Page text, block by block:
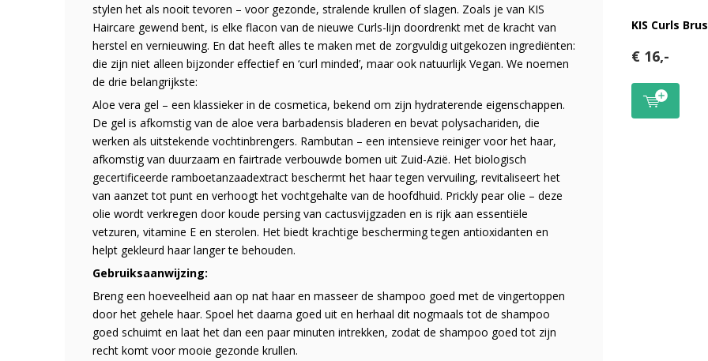
stylen het als nooit tevoren – voor gezonde, stralende krullen of slagen. Zoals je van KIS
Haircare gewend bent, is elke flacon van de nieuwe Curls-lijn doordrenkt met de kracht van
herstel en vernieuwing. En dat heeft alles te maken met de zorgvuldig uitgekozen ingrediënten:
die zijn niet alleen bijzonder effectief en ‘curl minded’, maar ook natuurlijk Vegan. We noemen
de drie belangrijkste:
Aloe vera gel – een klassieker in de cosmetica, bekend om zijn hydraterende eigenschappen.
De gel is afkomstig van de aloe vera barbadensis bladeren en bevat polysachariden, die
werken als uitstekende vochtinbrengers. Rambutan – een intensieve reiniger voor het haar,
afkomstig van duurzaam en fairtrade verbouwde bomen uit Zuid-Azië. Het biologisch
gecertificeerde ramboetanzaadextract beschermt het haar tegen vervuiling, revitaliseert het
van aanzet tot punt en verhoogt het vochtgehalte van de hoofdhuid. Prickly pear olie – deze
olie wordt verkregen door koude persing van cactusvijgzaden en is rijk aan essentiële
vetzuren, vitamine E en sterolen. Het biedt krachtige bescherming tegen antioxidanten en
helpt gekleurd haar langer te behouden.
Gebruiksaanwijzing:
Breng een hoeveelheid aan op nat haar en masseer de shampoo goed met de vingertoppen
door het gehele haar. Spoel het daarna goed uit en herhaal dit nogmaals tot de shampoo
goed schuimt en laat het dan een paar minuten intrekken, zodat de shampoo goed tot zijn
recht komt voor mooie gezonde krullen.
KIS Curls
€ 16,-